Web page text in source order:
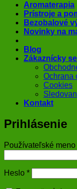
Aromaterapia
Prístroje a
Bezobalové
Novinky na
Blog
Zákaznícky
Ochrana
Cookies
Kontakt
Prihlásenie
Používateľské
Heslo *Povinné